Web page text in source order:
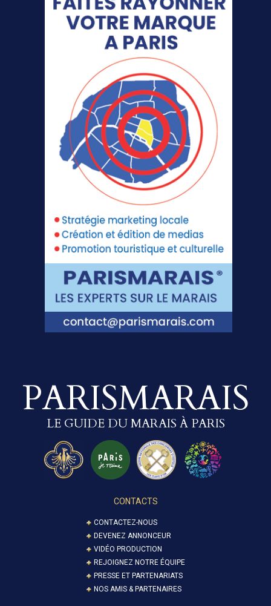
PARISMARAIS
LE GUIDE DU MARAIS À PARIS
CONTACTS
CONTACTEZ-NOUS
DEVENEZ ANNONCEUR
VIDÉO PRODUCTION
REJOIGNEZ NOTRE ÉQUIPE
PRESSE ET PARTENARIATS
NOS AMIS & PARTENAIRES